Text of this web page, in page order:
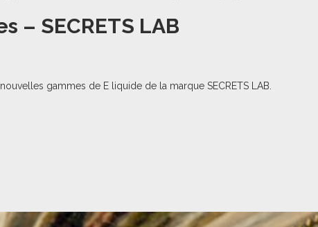
– SECRETS LAB
gammes de E liquide de la marque SECRETS LAB.